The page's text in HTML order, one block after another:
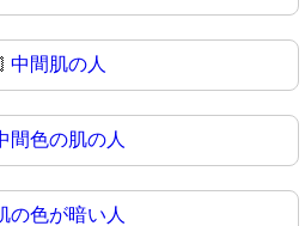
中間肌の人
間色の肌の人
の色が暗い人